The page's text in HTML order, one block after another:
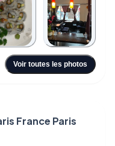
+106
Voir toutes les photos
France Paris